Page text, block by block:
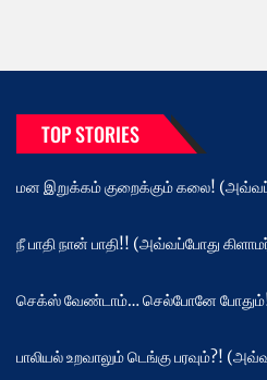
TOP STORIES
மன இறுக்கம் குறைக்கும் கலை!
நீ பாதி நான் பாதி!! (அவ்வப்போது
செக்ஸ் வேண்டாம்… செல்போனே
பாலியல் உறவாலும் டெங்கு பரவும்?!